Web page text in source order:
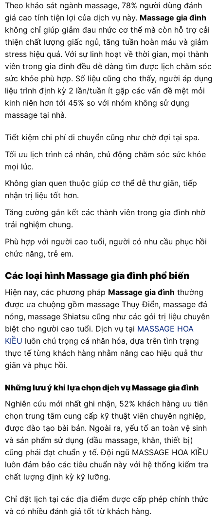
Theo khảo sát ngành massage, 78% người dùng đánh
giá cao tính tiện lợi của dịch vụ này. Massage gia đình
không chỉ giúp giảm đau nhức cơ thể mà còn hỗ trợ cải
thiện chất lượng giấc ngủ, tăng tuần hoàn máu và giảm
stress hiệu quả. Với sự linh hoạt về thời gian, mọi thành
viên trong gia đình đều dễ dàng tìm được lịch chăm sóc
sức khỏe phù hợp. Số liệu cũng cho thấy, người áp dụng
liệu trình định kỳ 2 lần/tuần ít gặp các vấn đề mệt mỏi
kinh niên hơn tới 45% so với nhóm không sử dụng
massage tại nhà.
Tiết kiệm chi phí di chuyển cũng như chờ đợi tại spa.
Tối ưu lịch trình cá nhân, chủ động chăm sóc sức khỏe
mọi lúc.
Không gian quen thuộc giúp cơ thể dễ thư giãn, tiếp
nhận trị liệu tốt hơn.
Tăng cường gắn kết các thành viên trong gia đình nhờ
trải nghiệm chung.
Phù hợp với người cao tuổi, người có nhu cầu phục hồi
chức năng, trẻ em.
Các loại hình Massage gia đình phổ biến
Hiện nay, các phương pháp Massage gia đình thường
được ưa chuộng gồm massage Thụy Điển, massage đá
nóng, massage Shiatsu cũng như các gói trị liệu chuyên
biệt cho người cao tuổi. Dịch vụ tại MASSAGE HOA
KIỀU luôn chú trọng cá nhân hóa, dựa trên tình trạng
thực tế từng khách hàng nhằm nâng cao hiệu quả thư
giãn và phục hồi.
Những lưu ý khi lựa chọn dịch vụ Massage gia đình
Nghiên cứu mới nhất ghi nhận, 52% khách hàng ưu tiên
chọn trung tâm cung cấp kỹ thuật viên chuyên nghiệp,
được đào tạo bài bản. Ngoài ra, yếu tố an toàn vệ sinh
và sản phẩm sử dụng (dầu massage, khăn, thiết bị)
cũng phải đạt chuẩn y tế. Đội ngũ MASSAGE HOA KIỀU
luôn đảm bảo các tiêu chuẩn này với hệ thống kiểm tra
chất lượng định kỳ kỹ lưỡng.
Chỉ đặt lịch tại các địa điểm được cấp phép chính thức
và có nhiều đánh giá tốt từ khách hàng.